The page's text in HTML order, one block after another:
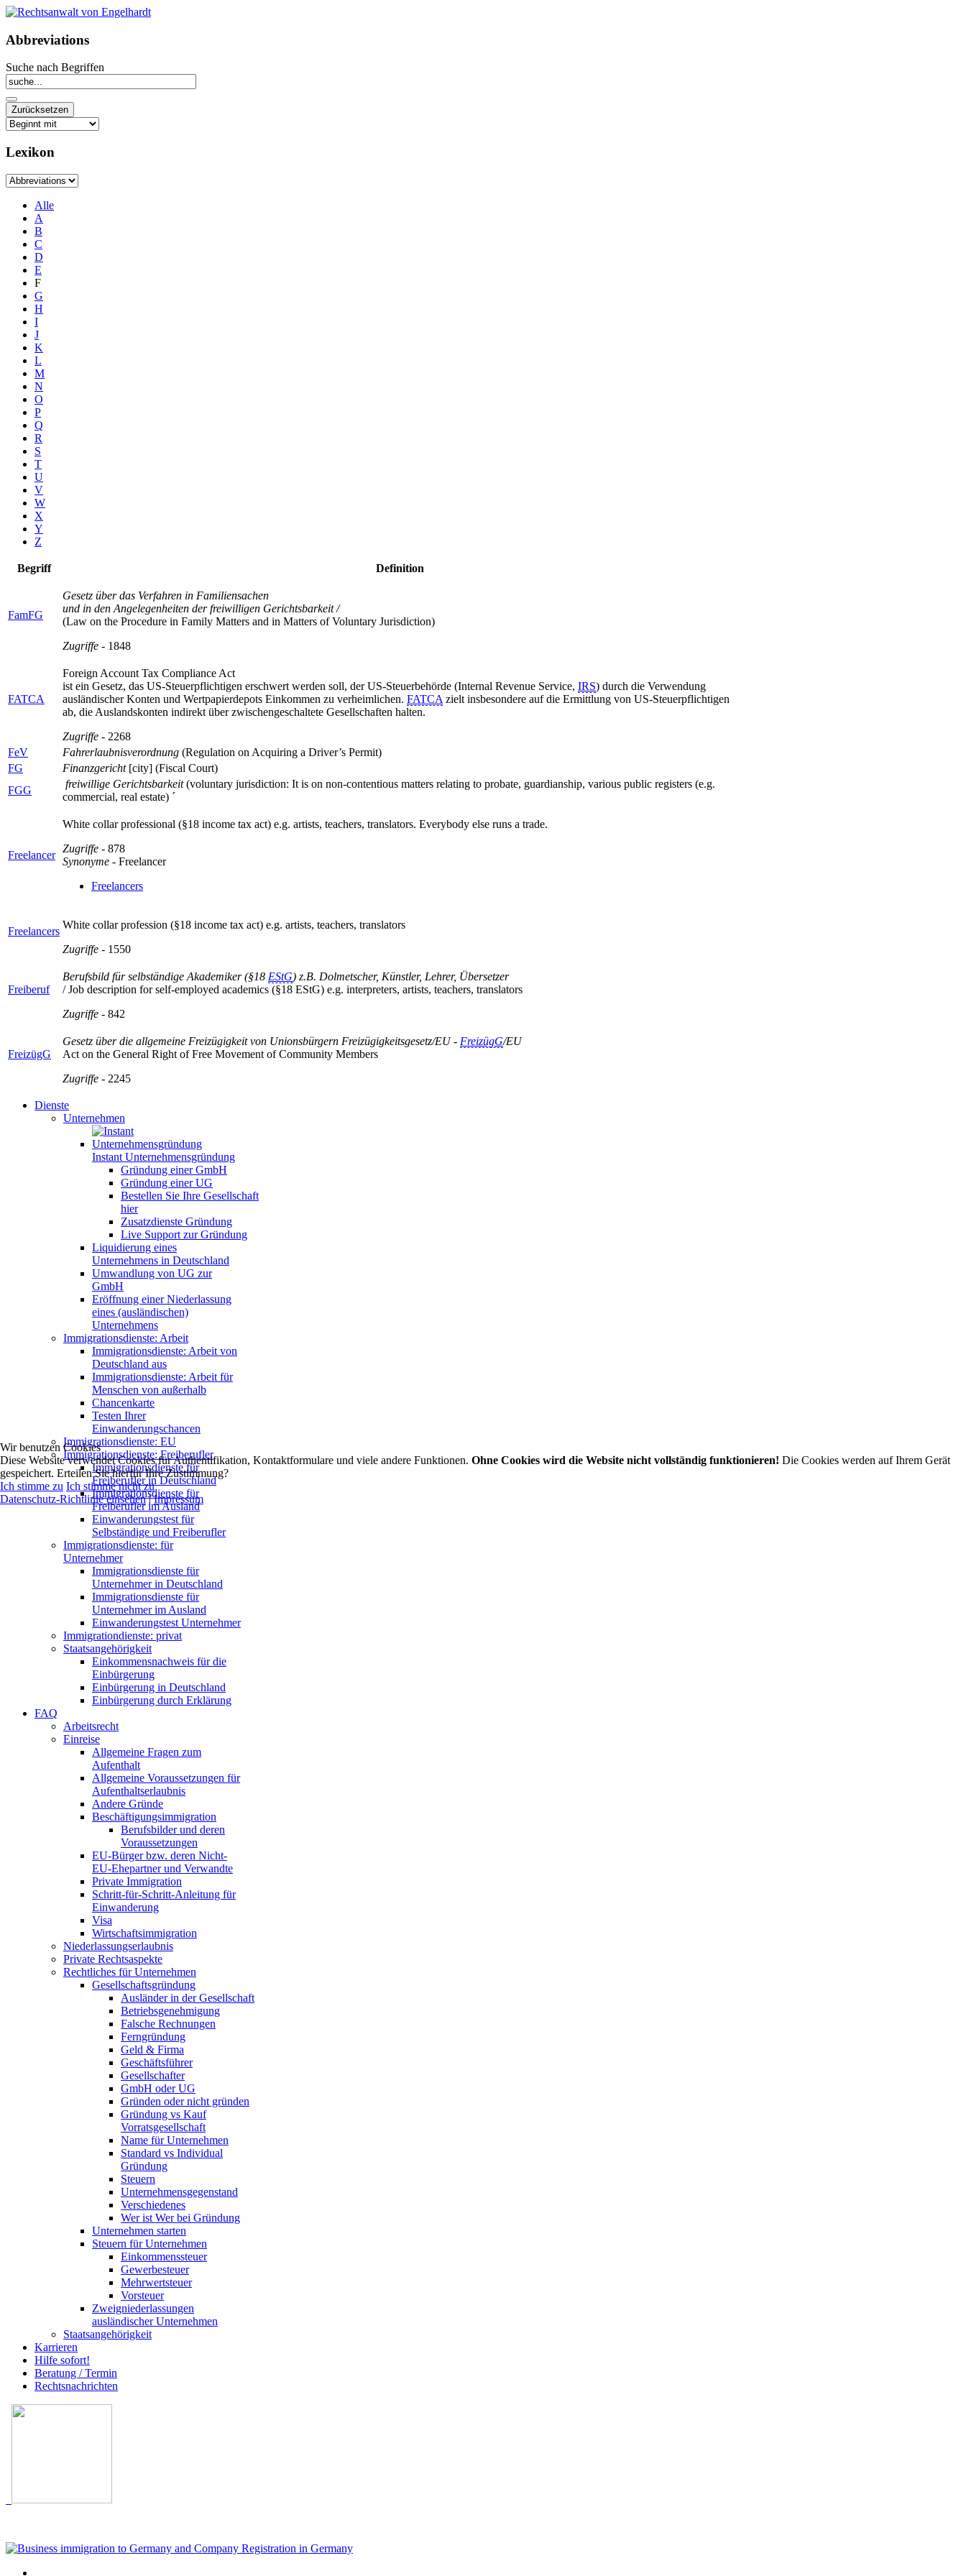
Abbreviations
Suche nach Begriffen
Lexikon
Alle
A
B
C
D
E
F
G
H
I
J
K
L
M
N
O
P
Q
R
S
T
U
V
W
X
Y
Z
Begriff Definition
FamFG
Gesetz über das Verfahren in Familiensachen
und in den Angelegenheiten der freiwilligen Gerichtsbarkeit /
(Law on the Procedure in Family Matters and in Matters of Voluntary Jurisdiction)
Zugriffe - 1848
FATCA
Foreign Account Tax Compliance Act
ist ein Gesetz, das US-Steuerpflichtigen erschwert werden soll, der US-Steuerbehörde (Internal Revenue Service, IRS) durch die Verwendung
ausländischer Konten und Wertpapierdepots Einkommen zu verheimlichen. FATCA zielt insbesondere auf die Ermittlung von US-Steuerpflichtigen
ab, die Auslandskonten indirekt über zwischengeschaltete Gesellschaften halten.
Zugriffe - 2268
FeV
Fahrerlaubnisverordnung (Regulation on Acquiring a Driver’s Permit)
FG
Finanzgericht[city] (Fiscal Court)
FGG
freiwillige Gerichtsbarkeit(voluntary jurisdiction: It is on non-contentious matters relating to probate, guardianship, various public registers (e.g.
commercial, real estate) ´
Freelancer
White collar professional (§18 income tax act) e.g. artists, teachers, translators. Everybody else runs a trade.
Zugriffe - 878
Synonyme - Freelancer
Freelancers
Freelancers
White collar profession (§18 income tax act) e.g. artists, teachers, translators
Zugriffe - 1550
Freiberuf
Berufsbild für selbständige Akademiker (§18 EStG) z.B. Dolmetscher, Künstler, Lehrer, Übersetzer
/ Job description for self-employed academics (§18 EStG) e.g. interpreters, artists, teachers, translators
Zugriffe - 842
FreizügG
Gesetz über die allgemeine Freizügigkeit von Unionsbürgern Freizügigkeitsgesetz/EU - FreizügG/EU
Act on the General Right of Free Movement of Community Members
Zugriffe - 2245
Dienste
Unternehmen
Instant Unternehmensgründung
Gründung einer GmbH
Gründung einer UG
Bestellen Sie Ihre Gesellschaft
hier
Zusatzdienste Gründung
Live Support zur Gründung
Liquidierung eines
Unternehmens in Deutschland
Umwandlung von UG zur
GmbH
Eröffnung einer Niederlassung
eines (ausländischen)
Unternehmens
Immigrationsdienste: Arbeit
Immigrationsdienste: Arbeit von
Deutschland aus
Immigrationsdienste: Arbeit für
Menschen von außerhalb
Chancenkarte
Testen Ihrer
Einwanderungschancen
Immigrationsdienste: EU
Immigrationsdienste: Freiberufler
Immigrationsdienste für
Freiberufler in Deutschland
Immigrationsdienste für
Freiberufler im Ausland
Einwanderungstest für
Selbständige und Freiberufler
Immigrationsdienste: für
Unternehmer
Immigrationsdienste für
Unternehmer in Deutschland
Immigrationsdienste für
Unternehmer im Ausland
Einwanderungstest Unternehmer
Immigrationdienste: privat
Staatsangehörigkeit
Einkommensnachweis für die
Einbürgerung
Einbürgerung in Deutschland
Einbürgerung durch Erklärung
FAQ
Arbeitsrecht
Einreise
Allgemeine Fragen zum
Aufenthalt
Allgemeine Voraussetzungen für
Aufenthaltserlaubnis
Andere Gründe
Beschäftigungsimmigration
Berufsbilder und deren
Voraussetzungen
EU-Bürger bzw. deren Nicht-
EU-Ehepartner und Verwandte
Private Immigration
Schritt-für-Schritt-Anleitung für
Einwanderung
Visa
Wirtschaftsimmigration
Niederlassungserlaubnis
Private Rechtsaspekte
Rechtliches für Unternehmen
Gesellschaftsgründung
Ausländer in der Gesellschaft
Betriebsgenehmigung
Falsche Rechnungen
Ferngründung
Geld & Firma
Geschäftsführer
Gesellschafter
GmbH oder UG
Gründen oder nicht gründen
Gründung vs Kauf
Vorratsgesellschaft
Name für Unternehmen
Standard vs Individual
Gründung
Steuern
Unternehmensgegenstand
Verschiedenes
Wer ist Wer bei Gründung
Unternehmen starten
Steuern für Unternehmen
Einkommenssteuer
Gewerbesteuer
Mehrwertsteuer
Vorsteuer
Zweigniederlassungen
ausländischer Unternehmen
Staatsangehörigkeit
Karrieren
Hilfe sofort!
Beratung / Termin
Rechtsnachrichten
Wir benutzen Cookies
Diese Website verwendet Cookies für Authentifikation, Kontaktformulare und viele andere Funktionen. Ohne Cookies wird die Website nicht vollständig funktionieren! Die Cookies werden auf Ihrem Gerät
gespeichert. Erteilen Sie hierfür Ihre Zustimmung?
Ich stimme zu Ich stimme nicht zu
Datenschutz-Richtlinie einsehen|Impressum